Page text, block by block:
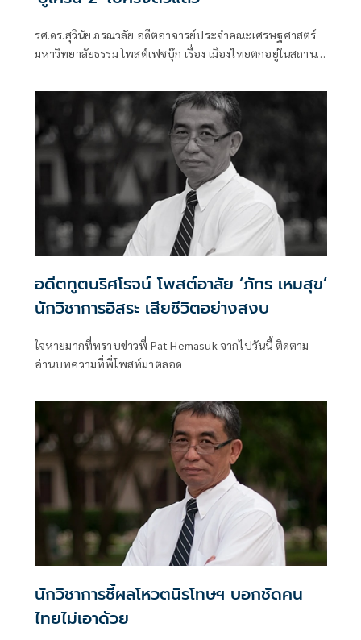
รศ.ดร.สุวินัย ภรณวลัย อดีตอาจารย์ประจำคณะเศรษฐศาสตร์
มหาวิทยาลัยธรรม โพสต์เฟซบุ๊ก เรื่อง เมืองไทยตกอยู่ในสถานะ
อดีตทูตนริศโรจน์ โพสต์อาลัย ‘ภัทร เหมสุข’
นักวิชาการอิสระ เสียชีวิตอย่างสงบ
ใจหายมากที่ทราบข่าวพี่ Pat Hemasuk จากไปวันนี้ ติดตาม
อ่านบทความที่พี่โพสท์มาตลอด
นักวิชาการชี้ผลโหวตนิรโทษฯ บอกชัดคน
ไทยไม่เอาด้วย